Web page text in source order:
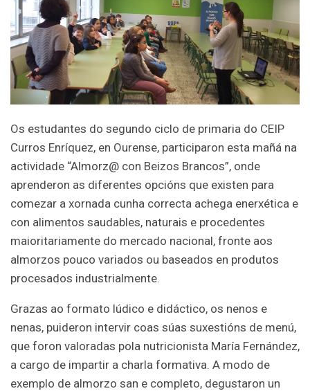
Os estudantes do segundo ciclo de primaria do CEIP
Curros Enríquez, en Ourense, participaron esta mañá na
actividade “Almorz@ con Beizos Brancos”, onde
aprenderon as diferentes opcións que existen para
comezar a xornada cunha correcta achega enerxética e
con alimentos saudables, naturais e procedentes
maioritariamente do mercado nacional, fronte aos
almorzos pouco variados ou baseados en produtos
procesados industrialmente.
Grazas ao formato lúdico e didáctico, os nenos e
nenas, puideron intervir coas súas suxestións de menú,
que foron valoradas pola nutricionista María Fernández,
a cargo de impartir a charla formativa. A modo de
exemplo de almorzo san e completo, degustaron un